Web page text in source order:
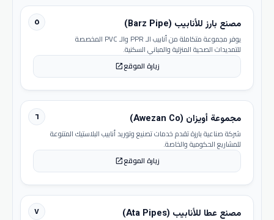
٥ مصنع بارز للأنابيب (Barz Pipe)
يوفر مجموعة متكاملة من أنابيب الـ PPR والـ PVC المخصصة
للتمديدات الصحية المنزلية والمباني السكنية.
زيارة الموقعopen_in_new
٦ مجموعة أويزان (Awezan Co)
شركة صناعية بارزة تقدم خدمات تصنيع وتوريد أنابيب البلاستيك المتنوعة
للمشاريع الحكومية والخاصة.
زيارة الموقعopen_in_new
٧ مصنع عطا للأنابيب (Ata Pipes)